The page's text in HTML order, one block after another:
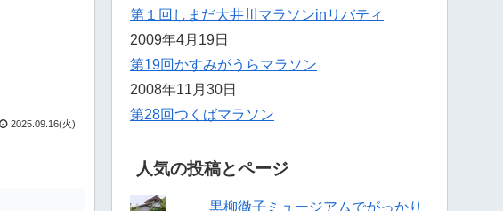
2025.09.16(火)
第１回しまだ大井川マラソンinリバティ
2009年4月19日
第19回かすみがうらマラソン
2008年11月30日
第28回つくばマラソン
人気の投稿とページ
黒柳徹子ミュージアムでがっかり